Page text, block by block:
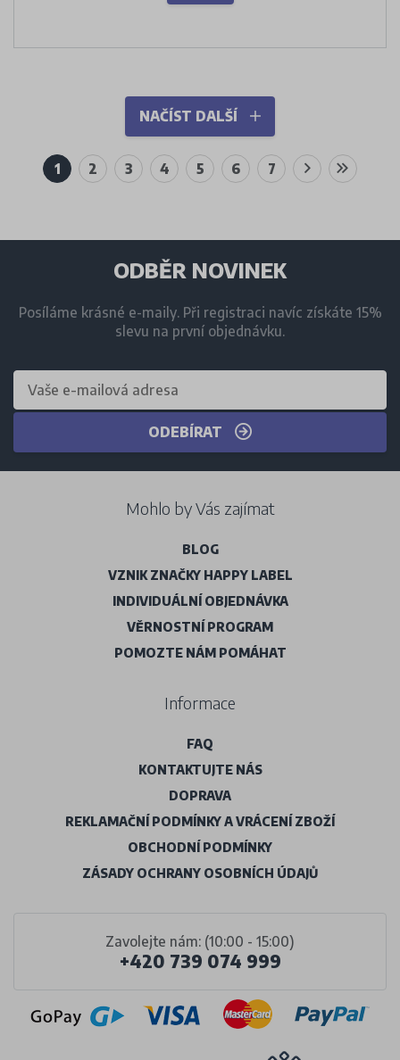
NAČÍST DALŠÍ
1 2 3 4 5 6 7
ODBĚR NOVINEK
Posíláme krásné e-maily. Při registraci navíc získáte 15%
slevu na první objednávku.
ODEBÍRAT
Zavolejte nám: (10:00 - 15:00)
+420 739 074 999
Mohlo by Vás zajímat
BLOG
VZNIK ZNAČKY HAPPY LABEL
INDIVIDUÁLNÍ OBJEDNÁVKA
VĚRNOSTNÍ PROGRAM
POMOZTE NÁM POMÁHAT
Informace
FAQ
KONTAKTUJTE NÁS
DOPRAVA
REKLAMAČNÍ PODMÍNKY A VRÁCENÍ ZBOŽÍ
OBCHODNÍ PODMÍNKY
ZÁSADY OCHRANY OSOBNÍCH ÚDAJŮ